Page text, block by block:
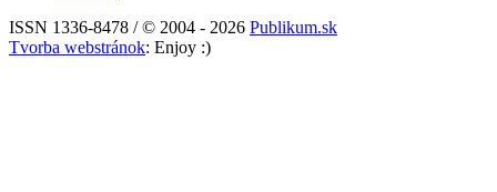
ISSN 1336-8478 / © 2004 - 2026 Publikum.sk
Tvorba webstránok: Enjoy :)